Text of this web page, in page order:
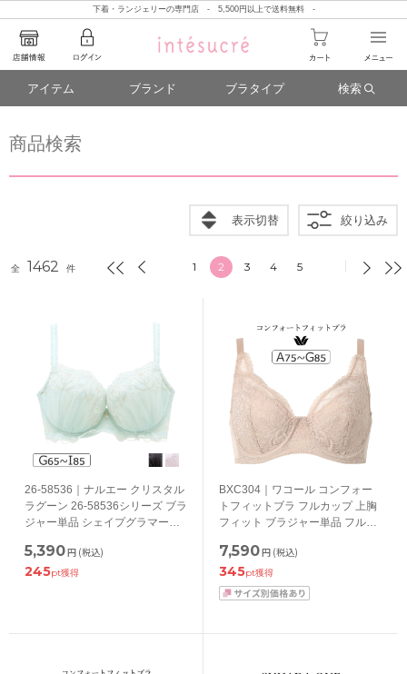
下着・ランジェリーの専門店 - 5,500円以上で送料無料 -
アイテム ブランド ブラタイプ 検索
商品検索
表示切替 絞り込み
全 1462 件 1 2 3 4 5
26-58536｜ナルエー クリスタル
ラグーン 26-58536シリーズ ブラ
ジャー単品 シェイプグラマー
65/70/75/80/85cm
5,390円 (税込)
245pt獲得
BXC304｜ワコール コンフォー
トフィットブラ フルカップ 上胸
フィット ブラジャー単品 フルカ
プ アンダー70/75/80/85cm
7,590円 (税込)
345pt獲得